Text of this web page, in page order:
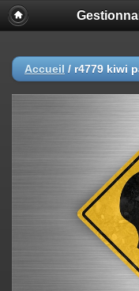
Accueil / r4779 kiwi